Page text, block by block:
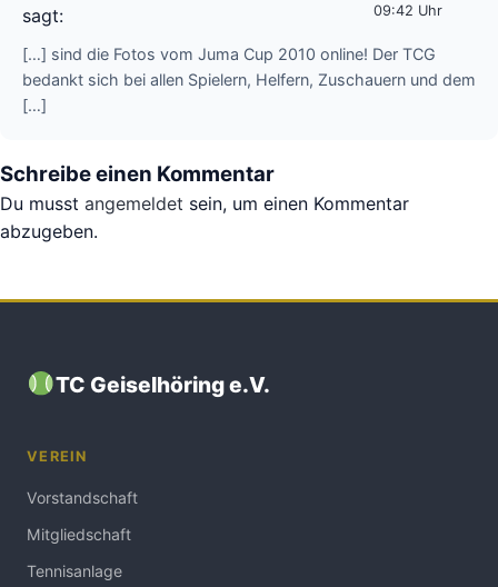
sagt:
09:42 Uhr
[…] sind die Fotos vom Juma Cup 2010 online! Der TCG
bedankt sich bei allen Spielern, Helfern, Zuschauern und dem
[…]
Schreibe einen Kommentar
Du musst angemeldet sein, um einen Kommentar
abzugeben.
TC Geiselhöring e.V.
VEREIN
Vorstandschaft
Mitgliedschaft
Tennisanlage